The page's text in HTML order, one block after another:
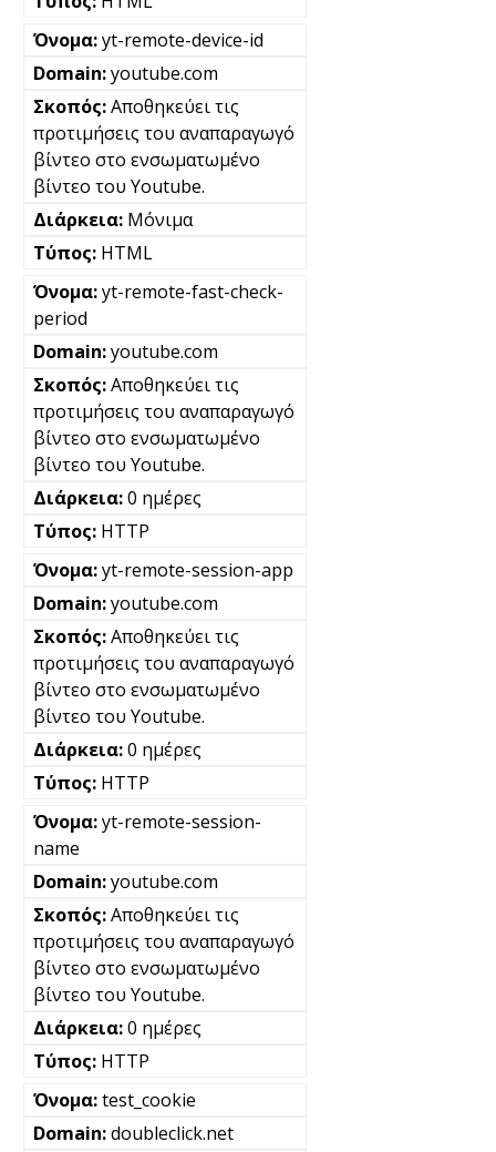
yt-remote-device-id
youtube.com
Αποθηκεύει τις
προτιμήσεις του αναπαραγωγό
βίντεο στο ενσωματωμένο
βίντεο του Youtube.
Μόνιμα
HTML
yt-remote-fast-check-
period
youtube.com
Αποθηκεύει τις
προτιμήσεις του αναπαραγωγό
βίντεο στο ενσωματωμένο
βίντεο του Youtube.
0 ημέρες
HTTP
yt-remote-session-app
youtube.com
Αποθηκεύει τις
προτιμήσεις του αναπαραγωγό
βίντεο στο ενσωματωμένο
βίντεο του Youtube.
0 ημέρες
HTTP
yt-remote-session-
name
youtube.com
Αποθηκεύει τις
προτιμήσεις του αναπαραγωγό
βίντεο στο ενσωματωμένο
βίντεο του Youtube.
0 ημέρες
HTTP
test_cookie
doubleclick.net